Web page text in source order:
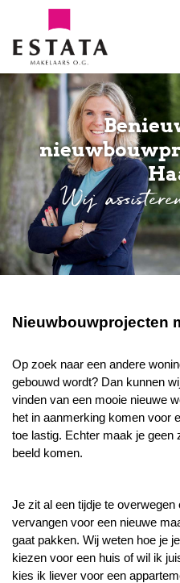
Wij
Nieuwbouwprojecten
Op zoek naar een andere
gebouwd wordt? Dan kunnen
vinden van een mooie nieuwe
het in aanmerking komen voor
toe lastig. Echter maak je geen
beeld komen.
Je zit al een tijdje te
vervangen voor een nieuwe
gaat pakken. Wij weten hoe je
kiezen voor een huis of wil ik
kies ik liever voor een